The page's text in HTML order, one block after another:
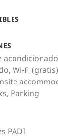
Wi-Fi
Parking
PADI